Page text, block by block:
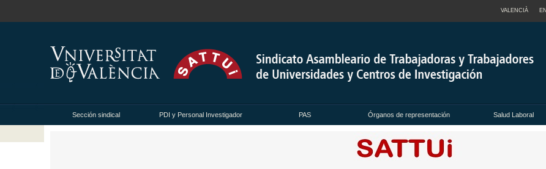
VALENCIÀ
Sección sindical PDI y Personal Investigador PAS Órganos de representación Salud Laboral